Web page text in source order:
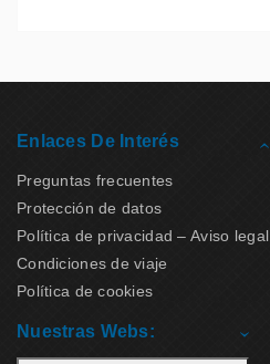
Enlaces De Interés
Preguntas frecuentes
Protección de datos
Política de privacidad – Aviso legal
Condiciones de viaje
Política de cookies
Nuestras Webs: